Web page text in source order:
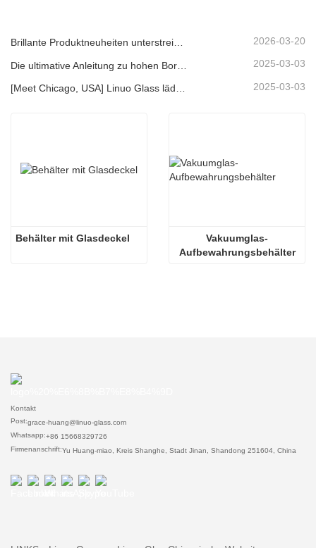
Brillante Produktneuheiten unterstreichen Kernkompetenz | Linuo Spezialglas feiert Premiere auf der Ambiente Frankfurt 2026-03-20
2025-03-03
2025-03-03
Behälter mit Glasdeckel
Vakuumglas-
Aufbewahrungsbehälter
Kontakt
Post:grace-huang@linuo-glass.com
Whatsapp:+86 15668329726
Firmenanschrift:Yu Huang-miao, Kreis Shanghe, Stadt Jinan, Shandong 251604, China